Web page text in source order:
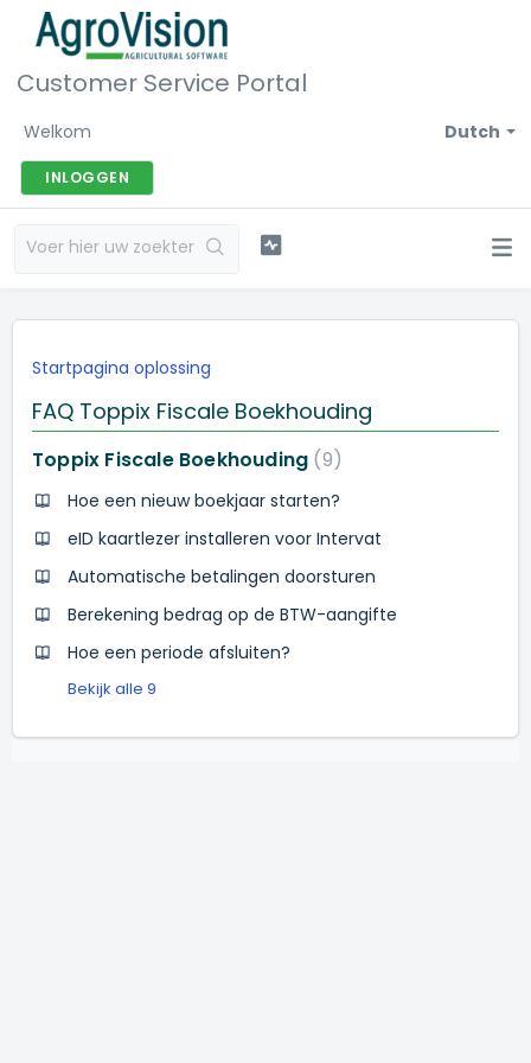
Customer Service Portal
Dutch
Welkom
INLOGGEN
Startpagina oplossing
FAQ Toppix Fiscale Boekhouding
Toppix Fiscale Boekhouding 9
Hoe een nieuw boekjaar starten?
eID kaartlezer installeren voor Intervat
Automatische betalingen doorsturen
Berekening bedrag op de BTW-aangifte
Hoe een periode afsluiten?
Bekijk alle 9